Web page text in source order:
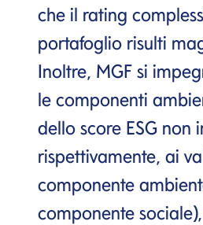
che il rating
portafoglio risulti
Inoltre, MGF si
le componenti
dello score ESG non
rispettivamente, ai
componente
componente